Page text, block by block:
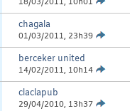
18/03/2011, 10h01
chagala
01/03/2011, 23h39
berceker united
14/02/2011, 10h14
claclapub
29/04/2010, 13h37